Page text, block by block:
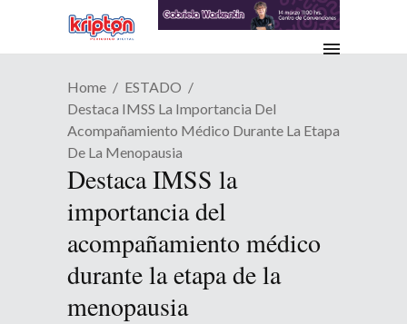
Home
ESTADO
Destaca IMSS La Importancia Del
Acompañamiento Médico Durante La Etapa
De La Menopausia
Destaca IMSS la
importancia del
acompañamiento médico
durante la etapa de la
menopausia